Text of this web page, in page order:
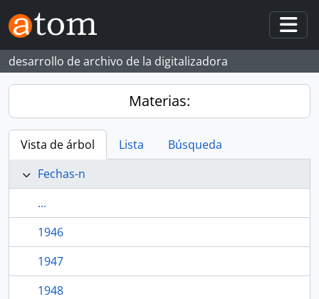
Skip to main content
desarrollo de archivo de la digitalizadora
Materias:
Vista de árbol Lista
Búsqueda
Fechas-n
...
1946
1947
1948